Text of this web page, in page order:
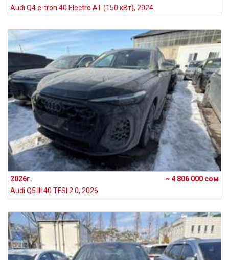
Audi Q4 e-tron 40 Electro AT (150 кВт), 2024
2026г.
~ 4 806 000 сом
Audi Q5 III 40 TFSI 2.0, 2026